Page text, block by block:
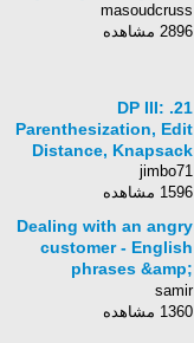
masoudcruss
2896 مشاهده
21. DP III:
Parenthesization, Edit
Distance, Knapsack
jimbo71
1596 مشاهده
Dealing with an angry
customer - English
phrases &amp;
Expressions
samir
1360 مشاهده